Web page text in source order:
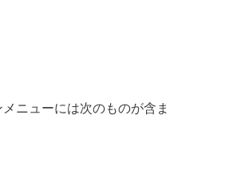
ニューには次のものが含ま